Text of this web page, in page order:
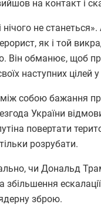
на контакт і
не
як і той
Він обманює, щоб
наступних цілей
між собою
України
повертати
розрубати.
чи Дональд
зброю.